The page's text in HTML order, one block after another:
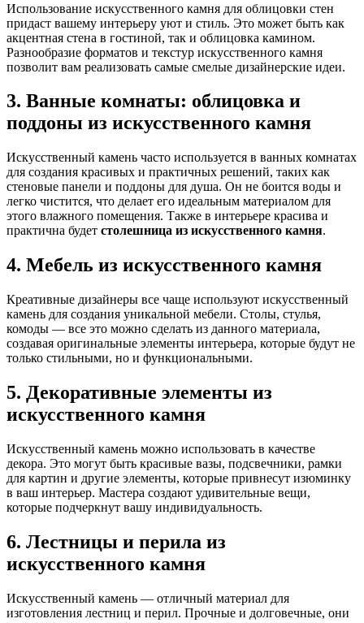
Использование искусственного камня для облицовки стен
придаст вашему интерьеру уют и стиль. Это может быть как
акцентная стена в гостиной, так и облицовка камином.
Разнообразие форматов и текстур искусственного камня
позволит вам реализовать самые смелые дизайнерские идеи.
3. Ванные комнаты: облицовка и
поддоны из искусственного камня
Искусственный камень часто используется в ванных комнатах
для создания красивых и практичных решений, таких как
стеновые панели и поддоны для душа. Он не боится воды и
легко чистится, что делает его идеальным материалом для
этого влажного помещения. Также в интерьере красива и
практична будет столешница из искусственного камня.
4. Мебель из искусственного камня
Креативные дизайнеры все чаще используют искусственный
камень для создания уникальной мебели. Столы, стулья,
комоды — все это можно сделать из данного материала,
создавая оригинальные элементы интерьера, которые будут не
только стильными, но и функциональными.
5. Декоративные элементы из
искусственного камня
Искусственный камень можно использовать в качестве
декора. Это могут быть красивые вазы, подсвечники, рамки
для картин и другие элементы, которые привнесут изюминку
в ваш интерьер. Мастера создают удивительные вещи,
которые подчеркнут вашу индивидуальность.
6. Лестницы и перила из
искусственного камня
Искусственный камень — отличный материал для
изготовления лестниц и перил. Прочные и долговечные, они